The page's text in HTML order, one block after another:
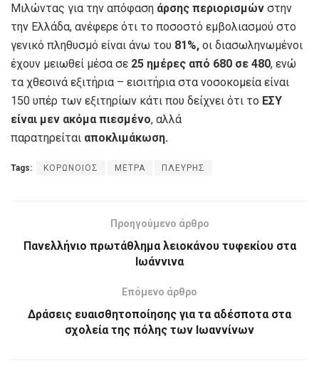
Μιλώντας για την απόφαση άρσης περιορισμών στην
την Ελλάδα, ανέφερε ότι το ποσοστό εμβολιασμού στο
γενικό πληθυσμό είναι άνω του 81%, οι διασωληνωμένοι
έχουν μειωθεί μέσα σε 25 ημέρες από 680 σε 480, ενώ
τα χθεσινά εξιτήρια – εισιτήρια στα νοσοκομεία είναι
150 υπέρ των εξιτηρίων κάτι που δείχνει ότι το ΕΣΥ
είναι μεν ακόμα πιεσμένο, αλλά
παρατηρείται αποκλιμάκωση.
Tags: ΚΟΡΩΝΟΙΟΣ ΜΕΤΡΑ ΠΛΕΥΡΗΣ
Προηγούμενο άρθρο
Πανελλήνιο πρωτάθλημα λειοκάνου τυφεκίου στα
Ιωάννινα
Επόμενο άρθρο
Δράσεις ευαισθητοποίησης για τα αδέσποτα στα
σχολεία της πόλης των Ιωαννίνων